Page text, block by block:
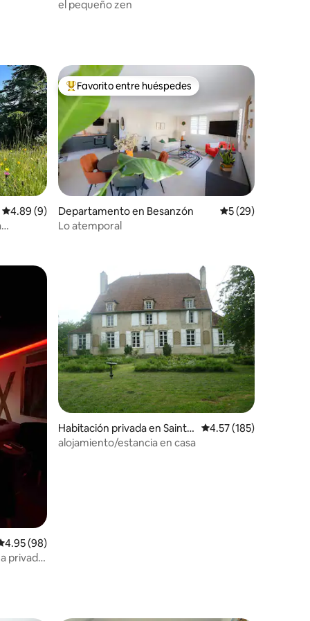
soul
el pequeño zen
Calificación promedio: 4.89 de 5; 9 evaluaciones
4.89 (9)
De los mejores en Favorito entre huéspedes
Favorito entre huéspedes
Departamento en Besanzón Calificación
5 (29)
Lo atemporal
promedio: 4.95 de 5; 98 evaluaciones
4.95 (98)
privada
Habitación privada en Saint-
Maurice-sur-Vingeanne
Calificación promedio:
4.57 (185)
alojamiento/estancia en casa